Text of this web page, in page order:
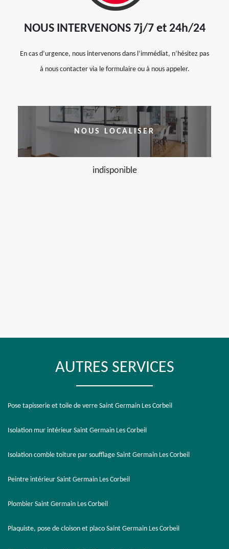
NOUS INTERVENONS 7j/7 et 24h/24
En cas d’urgence, nous intervenons dans l’immédiat, n’hésitez pas
à nous contacter via le formulaire ou à nous appeler.
NOUS LOCALISER
indisponible
AUTRES SERVICES
Pose tapisserie et toile de verre Saint Germain Les Corbeil
Isolation mur intérieur Saint Germain Les Corbeil
Isolation comble toiture par soufflage Saint Germain Les Corbeil
Peintre intérieur Saint Germain Les Corbeil
Plombier Saint Germain Les Corbeil
Plaquiste, pose de cloison et placo Saint Germain Les Corbeil